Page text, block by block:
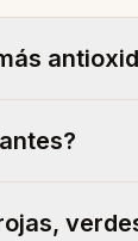
Repinaldo)